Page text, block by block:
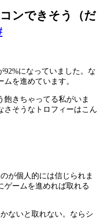
ンできそう（だ
になっていました。な
を進めています。
飽きちゃってる私がいま
さそうなトロフィーはこん
が個人的には信じられま
ゲームを進めれば取れる
ないと取れない。ならシ